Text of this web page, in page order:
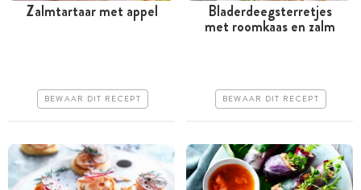
Erg makkelijk
Zalmtartaar met appel
BEWAAR DIT RECEPT
Tussen 30 minuten en 1
Bladerdeegsterretjes
met roomkaas en zalm
BEWAAR DIT RECEPT